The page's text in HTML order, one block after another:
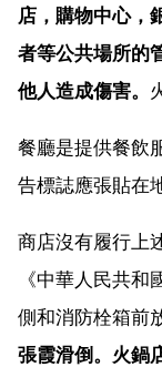
店，購物中心，
者等公共場所的
他人造成傷害。
餐廳是提供餐飲
告標誌應張貼在
商店沒有履行上
《中華人民共
側和消防栓箱前
張霞滑倒。火鍋